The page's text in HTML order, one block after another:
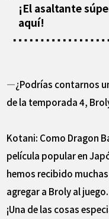
¡El asaltante
aquí!
―¿Podrías contarnos
de la temporada 4,
Kotani: Como Dragon
película popular en
hemos recibido
agregar a Broly al juego.
¡Una de las cosas